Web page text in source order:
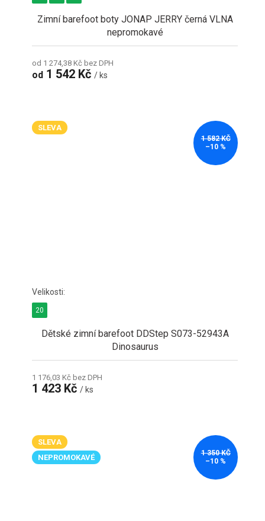
Zimní barefoot boty JONAP JERRY černá VLNA
nepromokavé
od 1 274,38 Kč bez DPH
od 1 542 Kč/ ks
SLEVA
1 582 KČ
–10 %
Dětské zimní barefoot DDStep S073-52943A
Dinosaurus
1 176,03 Kč bez DPH
1 423 Kč/ ks
20
SLEVA
NEPROMOKAVÉ
1 350 KČ
–10 %